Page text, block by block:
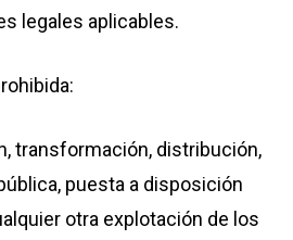
legales aplicables.
transformación, distribución,
puesta a disposición
otra explotación de los